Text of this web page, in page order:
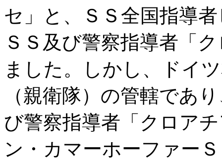
セ」と、ＳＳ全国指導
ＳＳ及び警察指導者「
ました。しかし、ドイ
（親衛隊）の管轄であ
び警察指導者「クロア
ン・カマーホーファー